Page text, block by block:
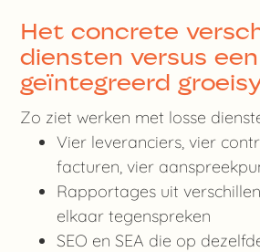
Het concrete
diensten versus een
geïntegreerd
Zo ziet werken met losse
Vier leveranciers, vier
facturen, vier
Rapportages uit
elkaar tegenspreken
SEO en SEA die op